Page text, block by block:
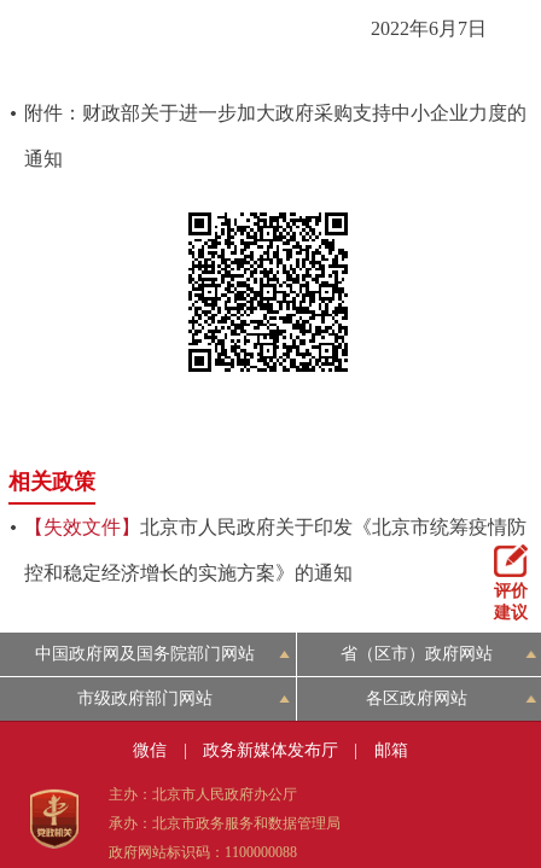
2022年6月7日
附件：财政部关于进一步加大政府采购支持中小企业力度的
通知
相关政策
【失效文件】 ​北京市人民政府关于印发《北京市统筹疫情防
控和稳定经济增长的实施方案》的通知
评价
建议
中国政府网及国务院部门网站 省（区市）政府网站
市级政府部门网站 各区政府网站
微信 政务新媒体发布厅 邮箱
主办：北京市人民政府办公厅
承办：北京市政务服务和数据管理局
政府网站标识码：1100000088